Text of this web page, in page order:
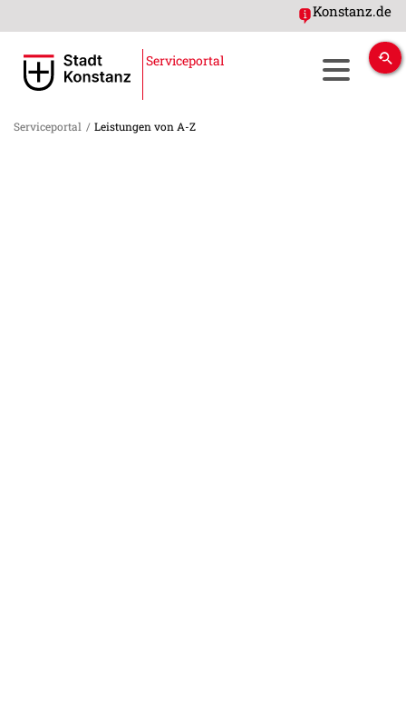
Konstanz.de
Serviceportal
Serviceportal / Leistungen von A-Z